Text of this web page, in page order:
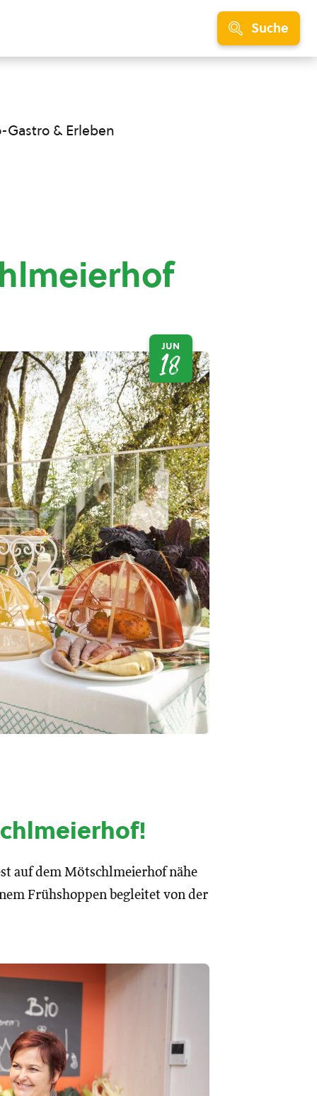
Suche
Gastro & Erleben
JUN
18
!
auf dem Mötschlmeierhof nähe
Frühshoppen begleitet von der